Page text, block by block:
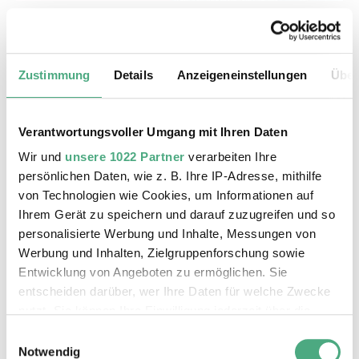
Zustimmung Details Anzeigeneinstellungen
Verantwortungsvoller Umgang mit Ihren Daten
Wir und unsere 1022 Partner verarbeiten Ihre
persönlichen Daten, wie z. B. Ihre IP-Adresse, mithilfe
von Technologien wie Cookies, um Informationen auf
Ihrem Gerät zu speichern und darauf zuzugreifen und so
personalisierte Werbung und Inhalte, Messungen von
Werbung und Inhalten, Zielgruppenforschung sowie
Entwicklung von Angeboten zu ermöglichen. Sie
entscheiden darüber, wer Ihre Daten für welche Zwecke
Trigger Symbol ändern oder widerrufen
Notwendig
ÖFFENTLICHE FÜHRUNG
Der Erzschrägaufzug der Völklinger Hütte mit
Copyright: Weltkulturerbe Völklinger Hütte | Karl
©
Das Weltkulturerbe Völklinger Hütte